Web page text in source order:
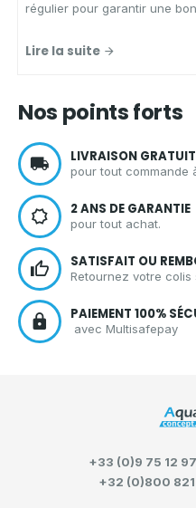
régulier pour garantir une
spécialiste des solutions
d'entretien écologiques et zéro
écologiquepournettoyer votre
cuisineen toute sérénité.
Lire la suite
Nos points forts
LIVRAISON
pour tout commande
2 ANS DE GARANTIE
pour tout achat.
SATISFAIT OU
Retournez votre colis
PAIEMENT 100%
avec Multisafepay
+33 (0)9 75 12
+32 (0)800 821